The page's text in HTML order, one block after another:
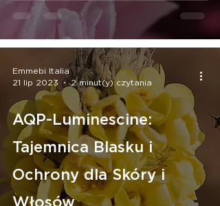
AQP-Luminescine:
Tajemnica Blasku i
Ochrony dla Skóry i
Włosów
Emmebi Italia
21 lip 2023
2 minut(y) czytania